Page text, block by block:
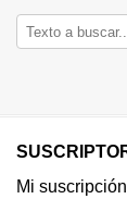
Mi suscripción